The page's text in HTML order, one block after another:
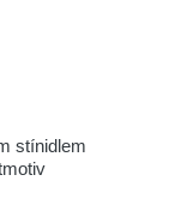
stínidlem